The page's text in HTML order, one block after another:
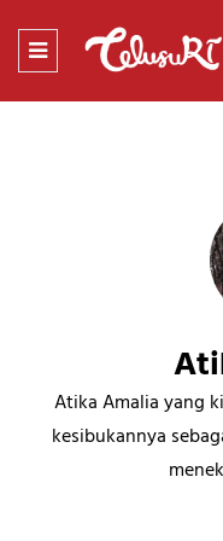
Atika Amalia yang
kesibukannya